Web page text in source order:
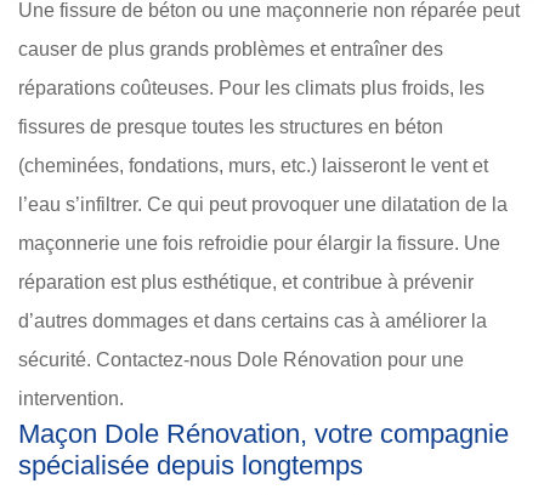
Une fissure de béton ou une maçonnerie non réparée peut
causer de plus grands problèmes et entraîner des
réparations coûteuses. Pour les climats plus froids, les
fissures de presque toutes les structures en béton
(cheminées, fondations, murs, etc.) laisseront le vent et
l’eau s’infiltrer. Ce qui peut provoquer une dilatation de la
maçonnerie une fois refroidie pour élargir la fissure. Une
réparation est plus esthétique, et contribue à prévenir
d’autres dommages et dans certains cas à améliorer la
sécurité. Contactez-nous Dole Rénovation pour une
intervention.
Maçon Dole Rénovation, votre compagnie
spécialisée depuis longtemps